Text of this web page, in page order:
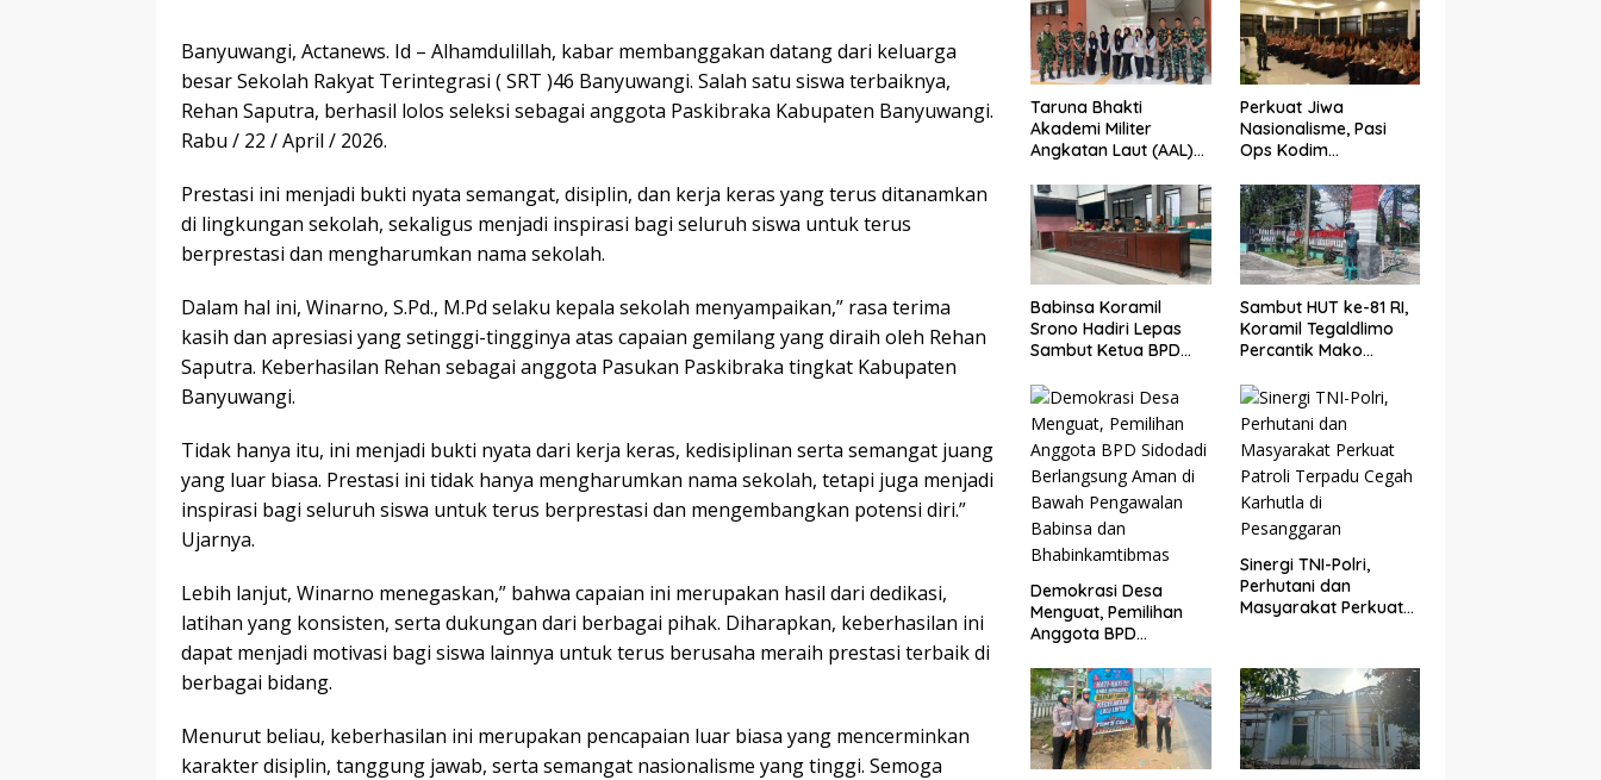
Banyuwangi, Actanews. Id – Alhamdulillah, kabar membanggakan datang dari keluarga
besar Sekolah Rakyat Terintegrasi ( SRT )46 Banyuwangi. Salah satu siswa terbaiknya,
Rehan Saputra, berhasil lolos seleksi sebagai anggota Paskibraka Kabupaten Banyuwangi.
Rabu / 22 / April / 2026.
Prestasi ini menjadi bukti nyata semangat, disiplin, dan kerja keras yang terus ditanamkan
di lingkungan sekolah, sekaligus menjadi inspirasi bagi seluruh siswa untuk terus
berprestasi dan mengharumkan nama sekolah.
Dalam hal ini, Winarno, S.Pd., M.Pd selaku kepala sekolah menyampaikan,” rasa terima
kasih dan apresiasi yang setinggi-tingginya atas capaian gemilang yang diraih oleh Rehan
Saputra. Keberhasilan Rehan sebagai anggota Pasukan Paskibraka tingkat Kabupaten
Banyuwangi.
Tidak hanya itu, ini menjadi bukti nyata dari kerja keras, kedisiplinan serta semangat juang
yang luar biasa. Prestasi ini tidak hanya mengharumkan nama sekolah, tetapi juga menjadi
inspirasi bagi seluruh siswa untuk terus berprestasi dan mengembangkan potensi diri.”
Ujarnya.
Lebih lanjut, Winarno menegaskan,” bahwa capaian ini merupakan hasil dari dedikasi,
latihan yang konsisten, serta dukungan dari berbagai pihak. Diharapkan, keberhasilan ini
dapat menjadi motivasi bagi siswa lainnya untuk terus berusaha meraih prestasi terbaik di
berbagai bidang.
Menurut beliau, keberhasilan ini merupakan pencapaian luar biasa yang mencerminkan
karakter disiplin, tanggung jawab, serta semangat nasionalisme yang tinggi. Semoga
Taruna Bhakti
Akademi Militer
Angkatan Laut (AAL)
0825/Banyuwangi
Wujudkan Generasi
Disiplin dan Berjiwa
Nasionalis
Perkuat Jiwa
Nasionalisme, Pasi
Ops Kodim
Bekali Calon
Paskibraka 2026
dengan Wawasan
Kebangsaan
Babinsa Koramil
Srono Hadiri Lepas
Sambut Ketua BPD
Perkuat Sinergi
Membangun Desa
Sambut HUT ke-81 RI,
Koramil Tegaldlimo
Percantik Mako
Pagar Merah Putih
Demokrasi Desa
Menguat, Pemilihan
Anggota BPD
Aman di Bawah
Pengawalan Babinsa
dan
Bhabinkamtibmas
Sinergi TNI-Polri,
Perhutani dan
Masyarakat Perkuat
Pesanggaran